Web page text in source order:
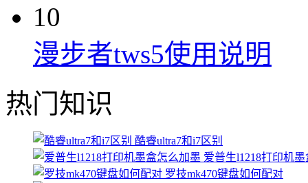
10
漫步者tws5使用说明
热门知识
酷睿ultra7和i7区别
爱普生l1218打印机
罗技mk470键盘如何配对